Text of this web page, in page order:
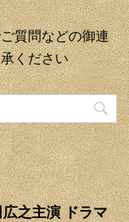
質問などの御連
ください
之主演 ドラマ